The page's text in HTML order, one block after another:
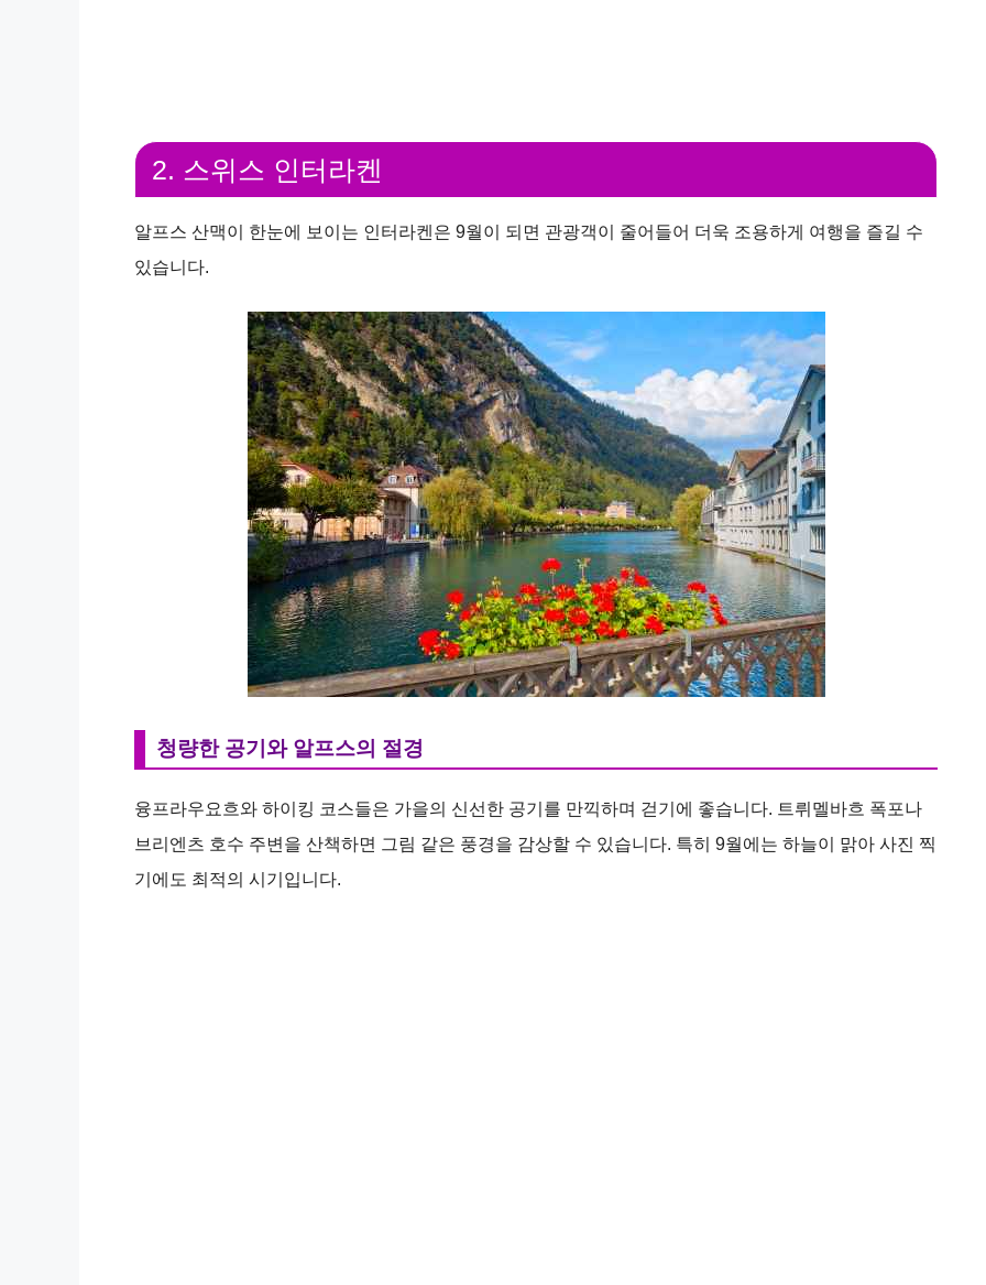
2. 스위스 인터라켄
알프스 산맥이 한눈에 보이는 인터라켄은 9월이 되면 관광객이 줄어들어 더욱 조용하게 여행을 즐길 수
있습니다.
청량한 공기와 알프스의 절경
융프라우요흐와 하이킹 코스들은 가을의 신선한 공기를 만끽하며 걷기에 좋습니다. 트뤼멜바흐 폭포나
브리엔츠 호수 주변을 산책하면 그림 같은 풍경을 감상할 수 있습니다. 특히 9월에는 하늘이 맑아 사진 찍
기에도 최적의 시기입니다.